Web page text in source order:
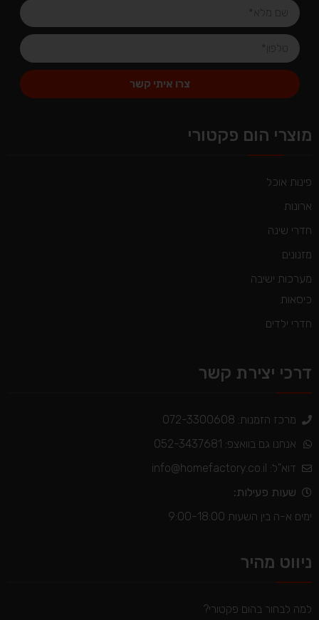
צרו איתי קשר
מוצרי הום פקטורי
פינות אוכל
ארונות
חדרי שינה
מזנונים
מערכות ישיבה
כיסאות
חדרי ילדים
דרכי יצירת קשר
מרכז הזמנות: 072-3300608
אנחנו גם בוואצפ: 052-3437681
דוא"ל: info@homefactory.co.il
שעות פעילות:
ימים א-ה בין השעות 9:00-18:00
ניווט מהיר
למה לבחור בהום פקטורי?